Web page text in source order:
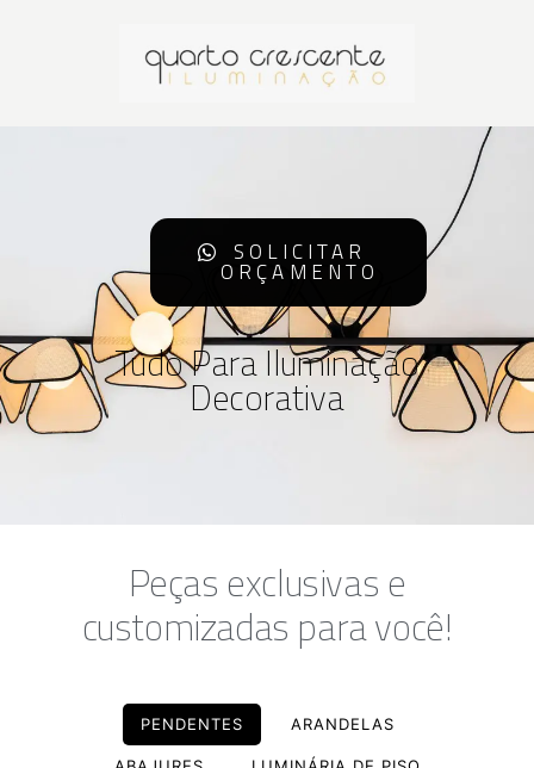
Tudo Para Iluminação
Decorativa
SOLICITAR
ORÇAMENTO
Peças exclusivas e
customizadas para você!
PENDENTES ARANDELAS